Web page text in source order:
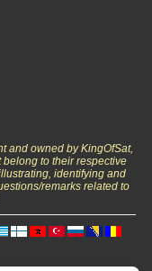
and owned by KingOfSat,
to their respective
identifying and
remarks related to